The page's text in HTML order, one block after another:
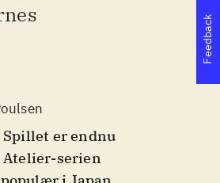
er endnu
Atelier-serien
Feedback